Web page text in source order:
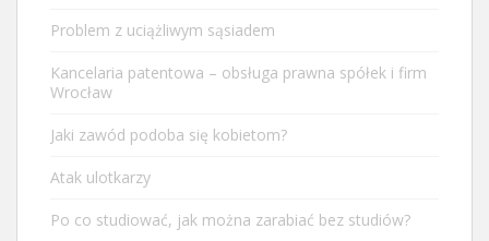
Problem z uciążliwym sąsiadem
Kancelaria patentowa – obsługa prawna spółek i firm
Wrocław
Jaki zawód podoba się kobietom?
Atak ulotkarzy
Po co studiować, jak można zarabiać bez studiów?